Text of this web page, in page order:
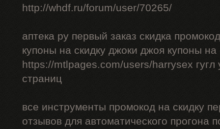
http://whdf.ru/forum/user/70265/
аптека ру первый заказ скидка
купоны на скидку джоки джоя купоны на
https://mtlpages.com/users/harrysex гугл
страниц
все инструменты промокод на скидку
отзывов для автоматического прогона